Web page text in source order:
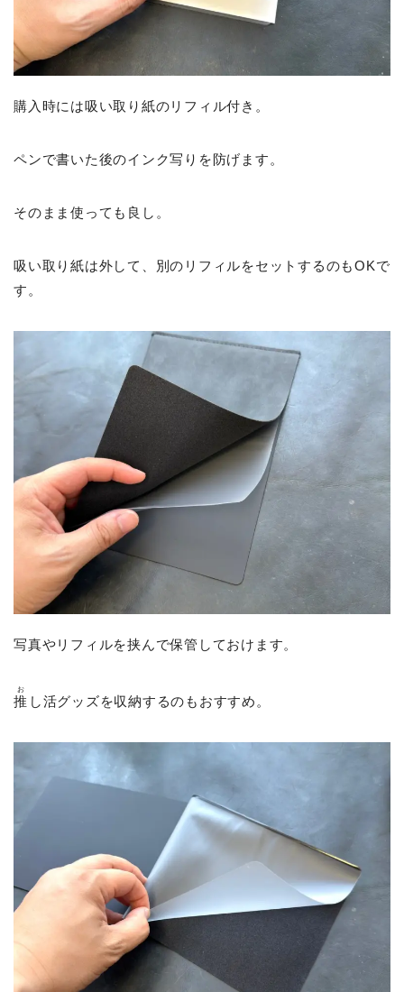
購入時には吸い取り紙のリフィル付き。
ペンで書いた後のインク写りを防げます。
そのまま使っても良し。
吸い取り紙は外して、別のリフィルをセットするのもOKで
す。
写真やリフィルを挟んで保管しておけます。
推
お
し活グッズを収納するのもおすすめ。